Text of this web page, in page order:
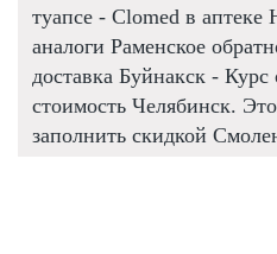
туапсе - Clomed в
аналоги Раменское
доставка Буйнакск - Курс
стоимость Челябинск.
заполнить скидкой